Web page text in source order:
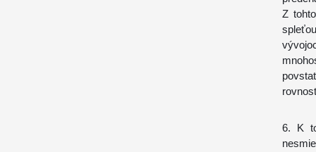
Z
6. K